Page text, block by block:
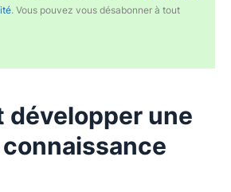
. Vous pouvez vous désabonner à tout
développer une